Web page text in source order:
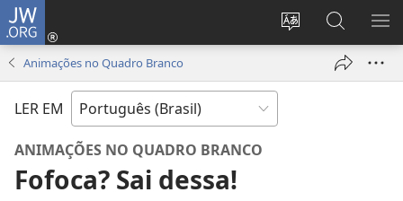
JW.ORG
Mudar
idioma
Log
janela)
Buscar
no
JW.ORG
Animações no Quadro Branco
LER EM
ANIMAÇÕES NO QUADRO BRANCO
Fofoca? Sai dessa!